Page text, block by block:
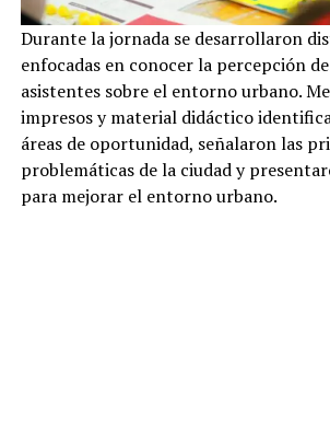
Durante la jornada se desarrollaron
enfocadas en conocer la percepción
asistentes sobre el entorno urbano.
impresos y material didáctico
áreas de oportunidad, señalaron las
problemáticas de la ciudad y
para mejorar el entorno urbano.